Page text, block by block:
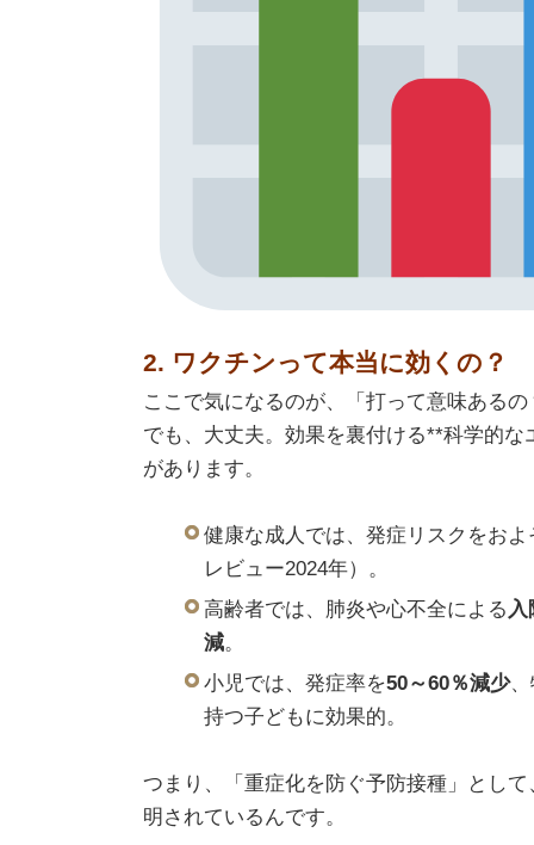
2. ワクチンって本当に効くの？
ここで気になるのが、「打って意味ある
でも、大丈夫。効果を裏付ける**科学的な
があります。
健康な成人では、発症リスクをおよ
レビュー2024年）。
高齢者では、肺炎や心不全による
減。
小児では、発症率を50～60％減少
持つ子どもに効果的。
つまり、「重症化を防ぐ予防接種」とし
明されているんです。